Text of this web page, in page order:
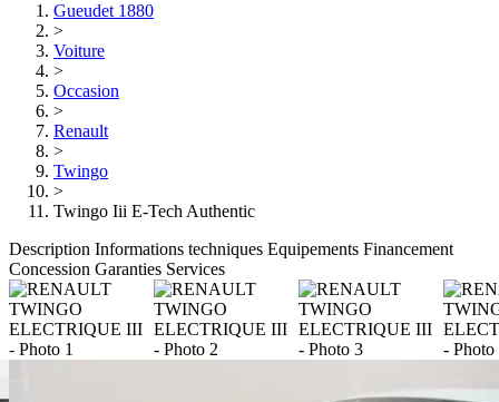
Gueudet 1880
>
Voiture
>
Occasion
>
Renault
>
Twingo
>
Twingo Iii E-Tech Authentic
Description Informations techniques Equipements Financement
Concession Garanties Services